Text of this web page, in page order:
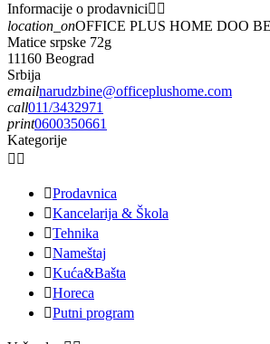
Informacije o prodavnici 
location_onOFFICE PLUS HOME DOO
Matice srpske 72g
11160 Beograd
Srbija
emailnarudzbine@officeplushome.com
call011/3432971
print0600350661
Kategorije
 
Prodavnica
Kancelarija & Škola
Tehnika
Nameštaj
Kuća&Bašta
Horeca
Putni program